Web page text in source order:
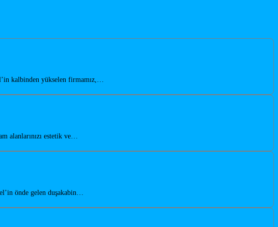
kalbinden yükselen firmamız,…
alanlarınızı estetik ve…
önde gelen duşakabin…